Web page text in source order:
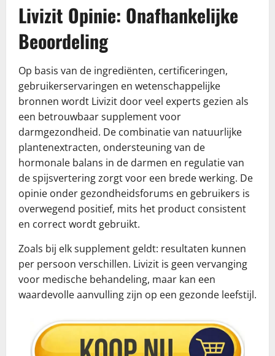
Livizit Opinie: Onafhankelijke
Beoordeling
Op basis van de ingrediënten, certificeringen,
gebruikerservaringen en wetenschappelijke
bronnen wordt Livizit door veel experts gezien als
een betrouwbaar supplement voor
darmgezondheid. De combinatie van natuurlijke
plantenextracten, ondersteuning van de
hormonale balans in de darmen en regulatie van
de spijsvertering zorgt voor een brede werking. De
opinie onder gezondheidsforums en gebruikers is
overwegend positief, mits het product consistent
en correct wordt gebruikt.
Zoals bij elk supplement geldt: resultaten kunnen
per persoon verschillen. Livizit is geen vervanging
voor medische behandeling, maar kan een
waardevolle aanvulling zijn op een gezonde leefstijl.